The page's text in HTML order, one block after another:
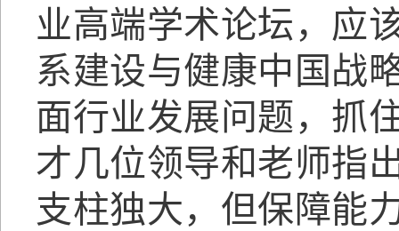
业高端学术论坛，应
系建设与健康中国战
面行业发展问题，抓
才几位领导和老师指
支柱独大，但保障能